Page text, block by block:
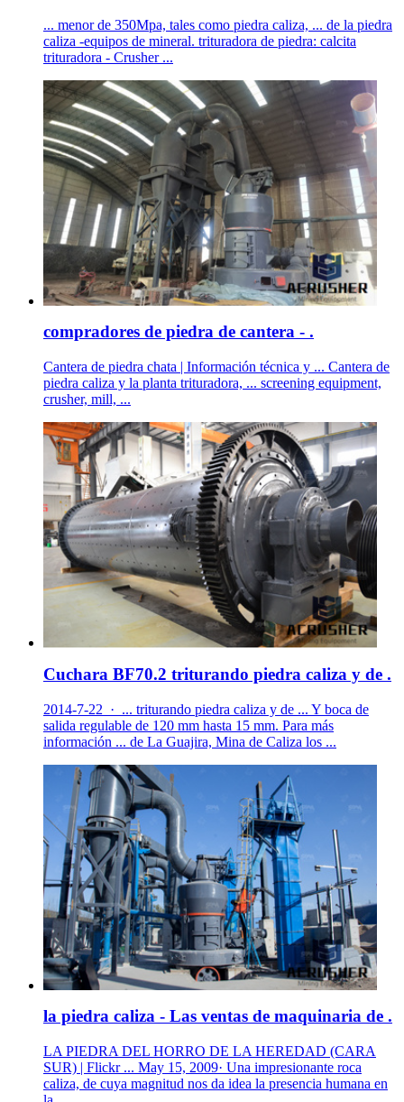
... menor de 350Mpa, tales como piedra caliza, ... de la piedra
caliza -equipos de mineral. trituradora de piedra: calcita
trituradora - Crusher ...
compradores de piedra de cantera - .
Cantera de piedra chata | Información técnica y ... Cantera de
piedra caliza y la planta trituradora, ... screening equipment,
crusher, mill, ...
Cuchara BF70.2 triturando piedra caliza y de .
2014-7-22 · ... triturando piedra caliza y de ... Y boca de
salida regulable de 120 mm hasta 15 mm. Para más
información ... de La Guajira, Mina de Caliza los ...
la piedra caliza - Las ventas de maquinaria de .
LA PIEDRA DEL HORRO DE LA HEREDAD (CARA
SUR) | Flickr ... May 15, 2009· Una impresionante roca
caliza, de cuya magnitud nos da idea la presencia humana en